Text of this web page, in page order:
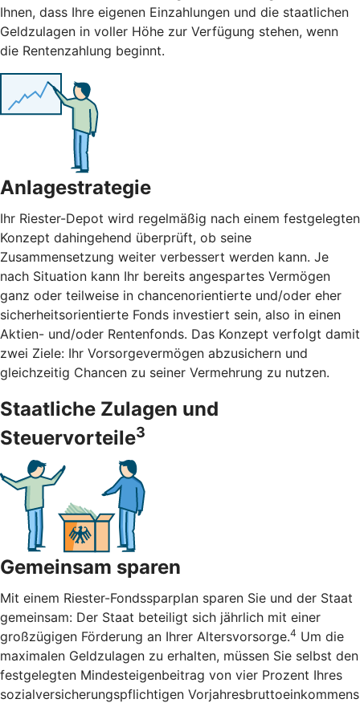
Ihnen, dass Ihre eigenen Einzahlungen und die staatlichen
Geldzulagen in voller Höhe zur Verfügung stehen, wenn
die Rentenzahlung beginnt.
Anlagestrategie
Ihr Riester-Depot wird regelmäßig nach einem festgelegten
Konzept dahingehend überprüft, ob seine
Zusammensetzung weiter verbessert werden kann. Je
nach Situation kann Ihr bereits angespartes Vermögen
ganz oder teilweise in chancenorientierte und/oder eher
sicherheitsorientierte Fonds investiert sein, also in einen
Aktien- und/oder Rentenfonds. Das Konzept verfolgt damit
zwei Ziele: Ihr Vorsorgevermögen abzusichern und
gleichzeitig Chancen zu seiner Vermehrung zu nutzen.
Staatliche Zulagen und
Steuervorteile3
Gemeinsam sparen
Mit einem Riester-Fondssparplan sparen Sie und der Staat
gemeinsam: Der Staat beteiligt sich jährlich mit einer
großzügigen Förderung an Ihrer Altersvorsorge.4 Um die
maximalen Geldzulagen zu erhalten, müssen Sie selbst den
festgelegten Mindesteigenbeitrag von vier Prozent Ihres
sozialversicherungspflichtigen Vorjahresbruttoeinkommens